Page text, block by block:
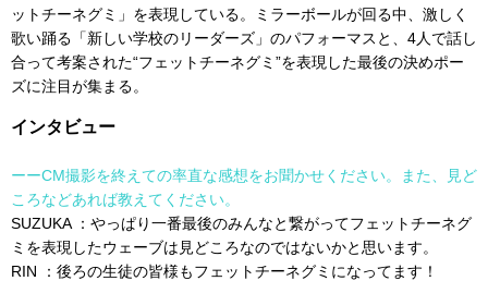
ットチーネグミ」を表現している。ミラーボールが回る中、激しく
歌い踊る「新しい学校のリーダーズ」のパフォーマスと、4人で話し
合って考案された“フェットチーネグミ”を表現した最後の決めポー
ズに注目が集まる。
インタビュー
ーーCM撮影を終えての率直な感想をお聞かせください。また、見ど
ころなどあれば教えてください。
SUZUKA ：やっぱり一番最後のみんなと繋がってフェットチーネグ
ミを表現したウェーブは見どころなのではないかと思います。
RIN ：後ろの生徒の皆様もフェットチーネグミになってます！